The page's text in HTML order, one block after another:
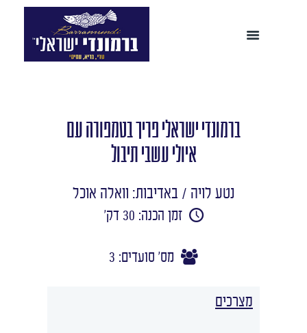
ברמונדי ישראלי פריך בטמפורה עם
איולי עשבי תיבול
נטע לויה / באדיבות: וואלה אוכל
זמן הכנה: 30 דק'
מס' סועדים: 3
מצרכים